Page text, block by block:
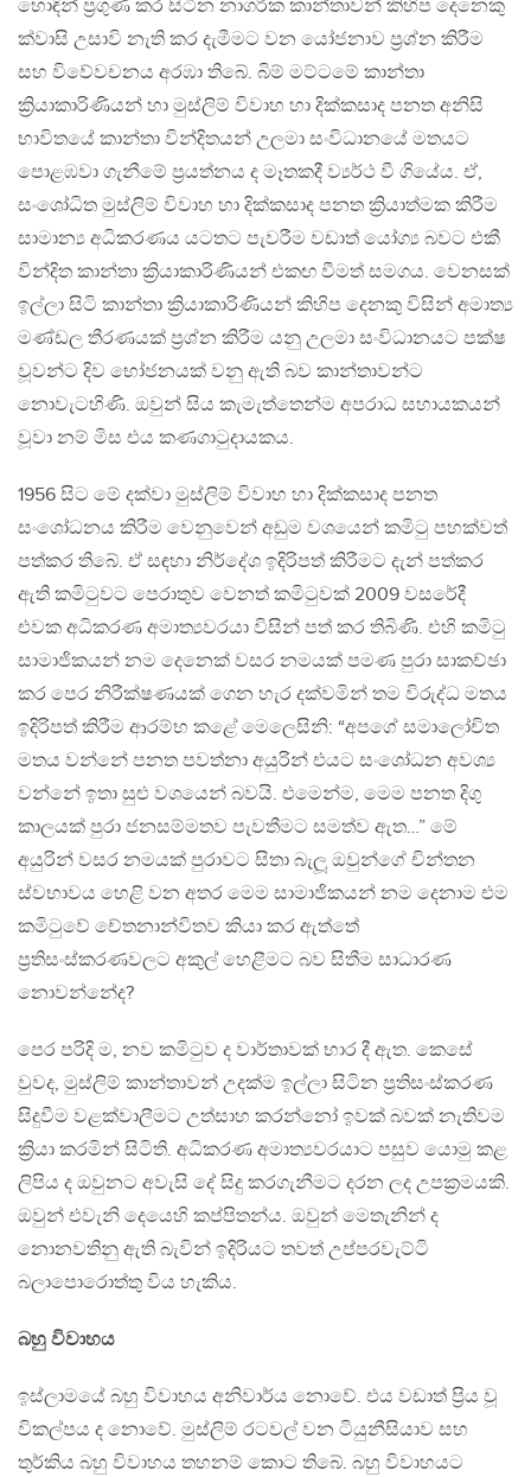
හොඳින් ප්‍රගුණ කර සිටින නාගරික කාන්තාවන් කිහිප දෙනෙකු
ක්වාසි උසාවි නැති කර දැමීමට වන යෝජනාව ප්‍රශ්න කිරීම
සහ විවේවචනය අරඹා තිබේ. බිම් මට්ටමේ කාන්තා
ක්‍රියාකාරිණියන් හා මුස්ලිම් විවාහ හා දික්කසාද පනත අනිසි
භාවිතයේ කාන්තා වින්දිතයන් උලමා සංවිධානයේ මතයට
පොළඹවා ගැනීමේ ප්‍රයත්නය ද මෑතකදී ව්‍යර්ථ වී ගියේය. ඒ,
සංශෝධිත මුස්ලිම් විවාහ හා දික්කසාද පනත ක්‍රියාත්මක කිරීම
සාමාන්‍ය අධිකරණය යටතට පැවරීම වඩාත් යෝග්‍ය බවට එකී
වින්දිත කාන්තා ක්‍රියාකාරිණියන් එකඟ වීමත් සමගය. වෙනසක්
ඉල්ලා සිටි කාන්තා ක්‍රියාකාරිණියන් කිහිප දෙනකු විසින් අමාත්‍ය
මණ්ඩල තීරණයක් ප්‍රශ්න කිරීම යනු උලමා සංවිධානයට පක්ෂ
වූවන්ට දිව භෝජනයක් වනු ඇති බව කාන්තාවන්ට
නොවැටහිණි. ඔවුන් සිය කැමැත්තෙන්ම අපරාධ සහායකයන්
වූවා නම් මිස එය කණගාටුදායකය.
1956 සිට මේ දක්වා මුස්ලිම් විවාහ හා දික්කසාද පනත
සංශෝධනය කිරීම වෙනුවෙන් අඩුම වශයෙන් කමිටු පහක්වත්
පත්කර තිබේ. ඒ සඳහා නිර්දේශ ඉදිරිපත් කිරීමට දැන් පත්කර
ඇති කමිටුවට පෙරාතුව වෙනත් කමිටුවක් 2009 වසරේදී
එවක අධිකරණ අමාත්‍යවරයා විසින් පත් කර තිබිණි. එහි කමිටු
සාමාජිකයන් නම දෙනෙක් වසර නමයක් පමණ පුරා සාකච්ඡා
කර පෙර නිරීක්ෂණයක් ගෙන හැර දක්‌වමින් තම විරුද්ධ මතය
ඉදිරිපත් කිරීම ආරම්භ කළේ මෙලෙසිනි: “අපගේ සමාලෝචිත
මතය වන්නේ පනත පවත්නා අයුරින් එයට සංශෝධන අවශ්‍ය
වන්නේ ඉතා සුළු වශයෙන් බවයි. එමෙන්ම, මෙම පනත දිගු
කාලයක් පුරා ජනසම්මතව පැවතීමට සමත්ව ඇත…” මේ
අයුරින් වසර නමයක් පුරාවට සිතා බැලූ ඔවුන්ගේ චින්තන
ස්වභාවය හෙළි වන අතර මෙම සාමාජිකයන් නම දෙනාම එම
කමිටුවේ චේතනාන්විතව කියා කර ඇත්තේ
ප්‍රතිසංස්කරණවලට අකුල් හෙළීමට බව සිතීම සාධාරණ
නොවන්නේද?
පෙර පරිදි ම, නව කමිටුව ද වාර්තාවක් භාර දී ඇත. කෙසේ
වුවද, මුස්ලිම් කාන්තාවන් උදක්ම ඉල්ලා සිටින ප්‍රතිසංස්කරණ
සිදුවීම වළක්වාලීමට උත්සාහ කරන්නෝ ඉවක් බවක් නැතිවම
ක්‍රියා කරමින් සිටිති. අධිකරණ අමාත්‍යවරයාට පසුව යොමු කළ
ලිපිය ද ඔවුනට අවැසි දේ සිදු කරගැනීමට දරන ලද උපක්‍රමයකි.
ඔවුන් එවැනි දෙයෙහි කප්පිතන්ය. ඔවුන් මෙතැනින් ද
නොනවතිනු ඇති බැවින් ඉදිරියට තවත් උප්පරවැට්ටි
බලාපොරොත්තු විය හැකිය.
බහු විවාහය
ඉස්ලාමයේ බහු විවාහය අනිවාර්ය නොවේ. එය වඩාත් ප්‍රිය වූ
විකල්පය ද නොවේ. මුස්ලිම් රටවල් වන ටියුනීසියාව සහ
තුර්කිය බහු විවාහය තහනම් කොට තිබේ. බහු විවාහයට